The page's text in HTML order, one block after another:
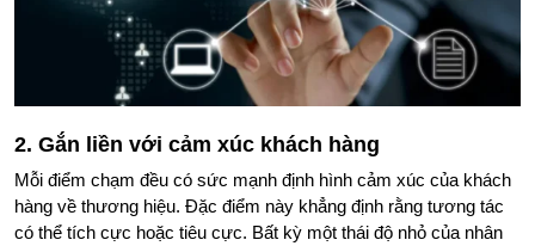
2. Gắn liền với cảm xúc khách hàng
Mỗi điểm chạm đều có sức mạnh định hình cảm xúc của khách
hàng về thương hiệu. Đặc điểm này khẳng định rằng tương tác
có thể tích cực hoặc tiêu cực. Bất kỳ một thái độ nhỏ của nhân